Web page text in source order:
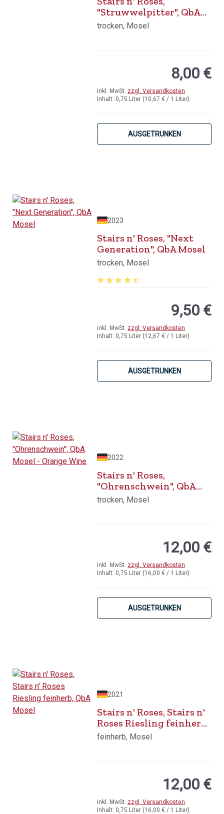
"Struwwelpitter", QbA
Mosel
trocken, Mosel
Inhalt: 0,75 Liter (10,67 € / 1 Liter)
inkl. MwSt. zzgl. Versandkosten
8,00 €
AUSGETRUNKEN
2023
Stairs n' Roses, "Next
Generation", QbA Mosel
trocken, Mosel
Inhalt: 0,75 Liter (12,67 € / 1 Liter)
inkl. MwSt. zzgl. Versandkosten
9,50 €
AUSGETRUNKEN
2022
Stairs n' Roses,
"Ohrenschwein", QbA
Mosel - Orange Wine
trocken, Mosel
Inhalt: 0,75 Liter (16,00 € / 1 Liter)
inkl. MwSt. zzgl. Versandkosten
12,00 €
AUSGETRUNKEN
2021
Stairs n' Roses, Stairs n'
Roses Riesling feinherb,
QbA Mosel
feinherb, Mosel
Inhalt: 0,75 Liter (16,00 € / 1 Liter)
inkl. MwSt. zzgl. Versandkosten
12,00 €